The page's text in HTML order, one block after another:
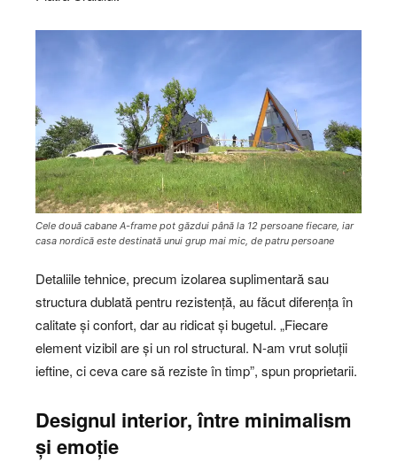
Cele două cabane A-frame pot găzdui până la 12 persoane fiecare, iar
casa nordică este destinată unui grup mai mic, de patru persoane
Detaliile tehnice, precum izolarea suplimentară sau
structura dublată pentru rezistență, au făcut diferența în
calitate și confort, dar au ridicat și bugetul. „Fiecare
element vizibil are și un rol structural. N-am vrut soluții
ieftine, ci ceva care să reziste în timp”, spun proprietarii.
Designul interior, între minimalism
și emoție